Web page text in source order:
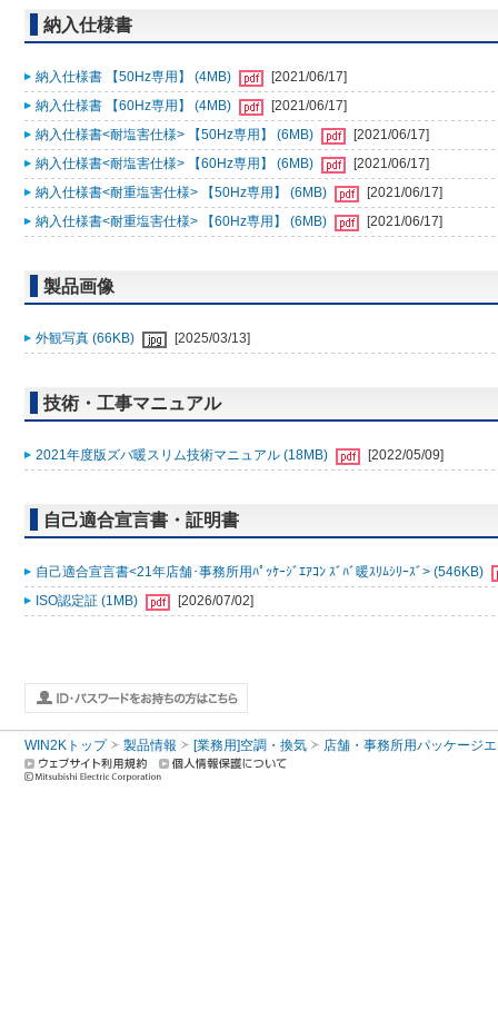
納入仕様書
納入仕様書 【50Hz専用】 (4MB)
[2021/06/17]
納入仕様書 【60Hz専用】 (4MB)
[2021/06/17]
納入仕様書<耐塩害仕様> 【50Hz専用】 (6MB)
[2021/06/17]
納入仕様書<耐塩害仕様> 【60Hz専用】 (6MB)
[2021/06/17]
納入仕様書<耐重塩害仕様> 【50Hz専用】 (6MB)
[2021/06/17]
納入仕様書<耐重塩害仕様> 【60Hz専用】 (6MB)
[2021/06/17]
製品画像
外観写真 (66KB) [2025/03/13]
技術・工事マニュアル
2021年度版ズバ暖スリム技術マニュアル (18MB) [2022/05/09]
自己適合宣言書・証明書
自己適合宣言書<21年店舗･事務所用ﾊﾟｯｹｰｼﾞｴｱｺﾝ ｽﾞﾊﾞ暖ｽﾘﾑｼﾘｰｽﾞ> (546KB)
ISO認定証 (1MB)
[2026/07/02]
WIN2Kトップ 製品情報 [業務用]空調・換気 店舗・事務所用パッケージ